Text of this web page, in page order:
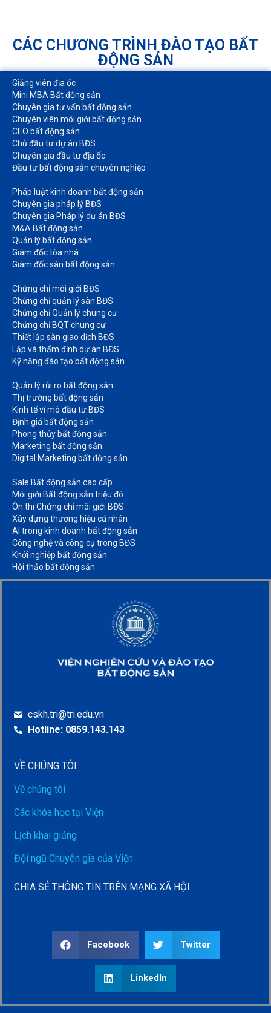
CÁC CHƯƠNG TRÌNH ĐÀO TẠO BẤT
ĐỘNG SẢN
Giảng viên địa ốc
Mini MBA Bất động sản
Chuyên gia tư vấn bất động sản
Chuyên viên môi giới bất động sản​
CEO bất động sản
Chủ đầu tư dự án BĐS
Chuyên gia đầu tư địa ốc​
Đầu tư bất động sản chuyên nghiệp
Pháp luật kinh doanh bất động sản​
Chuyên gia pháp lý BĐS
Chuyên gia Pháp lý dự án BĐS
M&A Bất động sản​
Quản lý bất động sản
Giám đốc tòa nhà​
Giám đốc sàn bất động sản
Chứng chỉ môi giới BĐS​
Chứng chỉ quản lý sàn BĐS
Chứng chỉ Quản lý chung cư​
Chứng chỉ BQT chung cư​
Thiết lập sàn giao dịch BĐS​
Lập và thẩm định dự án BĐS​
Kỹ năng đào tạo bất động sản​
Quản lý rủi ro bất động sản​
Thị trường bất động sản​
Kinh tế vĩ mô đầu tư BĐS​
Định giá bất động sản​
Phong thủy bất động sản​
Marketing bất động sản​
Digital Marketing bất động sản​
Sale Bất động sản cao cấp​
Môi giới Bất động sản triệu đô​
Ôn thi Chứng chỉ môi giới BĐS​
Xây dựng thương hiệu cá nhân​
AI trong kinh doanh bất động sản​
Công nghệ và công cụ trong BĐS​
Khởi nghiệp bất động sản​
Hội thảo bất động sản​
cskh.tri@tri.edu.vn
Hotline: 0859.143.143
VỀ CHÚNG TÔI
Về chúng tôi
Các khóa học tại Viện
Lịch khai giảng
Đội ngũ Chuyên gia của Viện
CHIA SẺ THÔNG TIN TRÊN MẠNG XÃ HỘI
Facebook Twitter
LinkedIn